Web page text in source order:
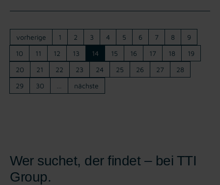
vorherige 1 2 3 4 5 6 7 8
9
10
11 12 13 14 15 16 17 18
19
20
21 22 23 24 25 26 27
28
29
30 nächste
Wer suchet, der findet – bei TTI
Group.